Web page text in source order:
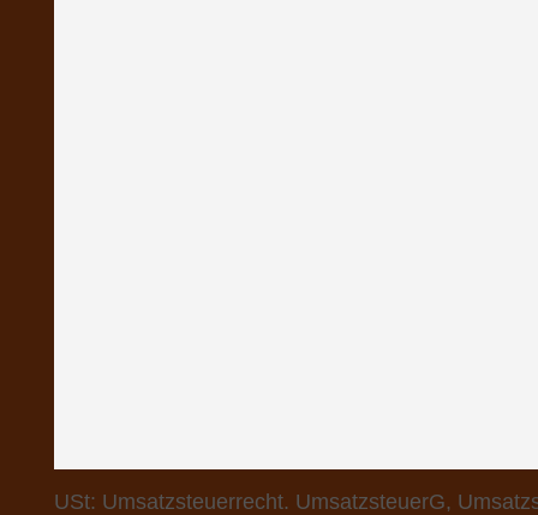
USt: Umsatzsteuerrecht. UmsatzsteuerG,